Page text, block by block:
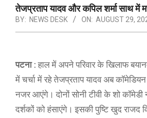
तेजप्रताप यादव और कपिल शर्मा साथ में
BY: NEWS DESK ON: AUGUST 29,
पटना : हाल में अपने परिवार के खिलाफ
में चर्चा में रहे तेजप्रताप यादव अब
नजर आएंगे। दोनों सोनी टीवी के शो कॉमेडी
दर्शकों को हंसाएंगे। इसकी पुष्टि खुद राजद